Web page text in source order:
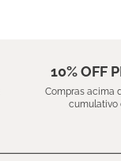
10% OFF
Compras acima
cumulativo